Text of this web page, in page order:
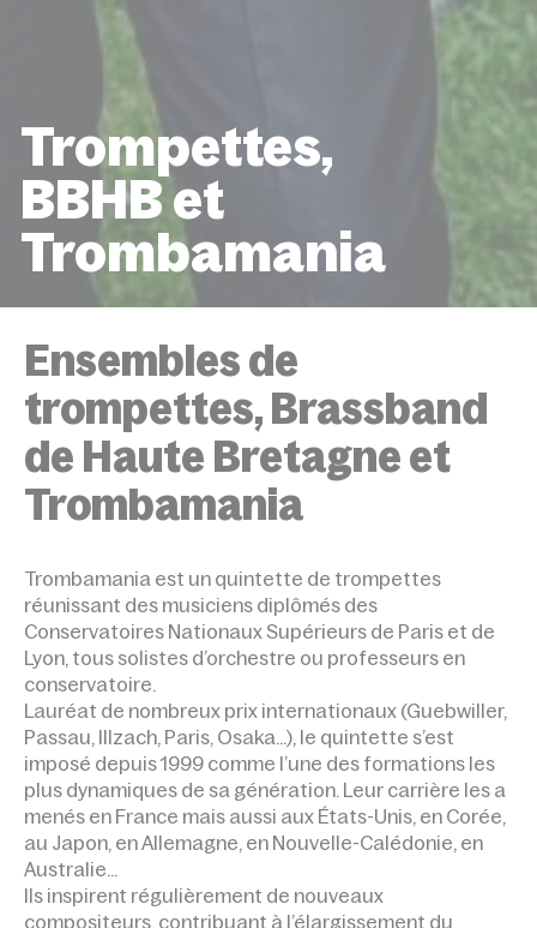
Trompettes,
BBHB et
Trombamania
TROMBAMANIA
Ensembles de
trompettes, Brassband
de Haute Bretagne et
Trombamania
Trombamania est un quintette de trom­pettes
réunissant des musiciens diplômés des
Conservatoires Nationaux Supérieurs de Paris et de
Lyon, tous solistes d’or­chestre ou professeurs en
conservatoire.
Lauréat de nombreux prix internationaux (Guebwiller,
Passau, Illzach, Paris, Osaka…), le quintette s’est
imposé depuis 1999 comme l’une des formations les
plus dynamiques de sa génération. Leur carrière les a
menés en France mais aussi aux États-Unis, en Corée,
au Japon, en Allemagne, en Nouvelle-Calédonie, en
Australie…
Ils inspirent régulièrement de nouveaux
compositeurs, contribuant à l’élargisse­ment du